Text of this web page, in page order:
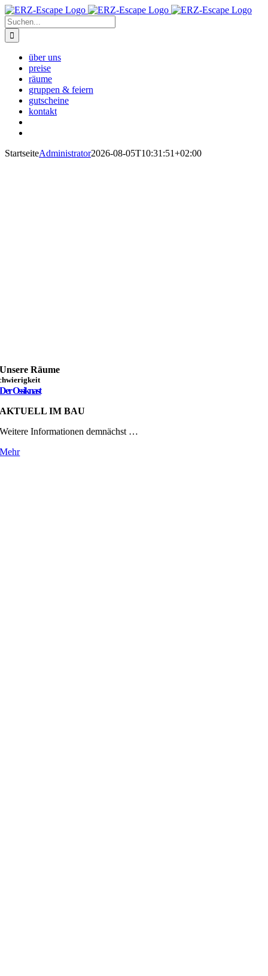
Zum
Inhalt
springen
Suche
nach:
über uns
preise
räume
gruppen & feiern
gutscheine
kontakt
StartseiteAdministrator2026-08-05T10:31:51+02:00
Unsere Räume
Der Ossiknast
AKTUELL IM BAU
Weitere Informationen demnächst …
Mehr